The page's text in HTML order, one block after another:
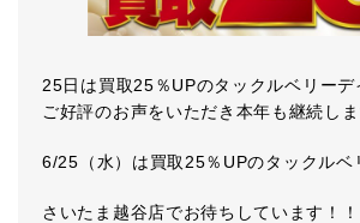
25日は買取25％UPのタックルベリーデ
ご好評のお声をいただき本年も継続しま
6/25（水）は買取25％UPのタックルベ
さいたま越谷店でお待ちしています！！